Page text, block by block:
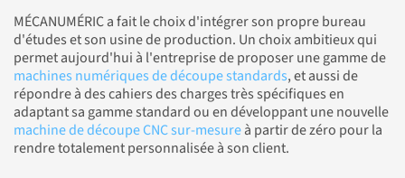
MÉCANUMÉRIC a fait le choix d'intégrer son propre bureau
d'études et son usine de production. Un choix ambitieux qui
permet aujourd'hui à l'entreprise de proposer une gamme de
machines numériques de découpe standards, et aussi de
répondre à des cahiers des charges très spécifiques en
adaptant sa gamme standard ou en développant une nouvelle
machine de découpe CNC sur-mesureà partir de zéro pour la
rendre totalement personnalisée à son client.